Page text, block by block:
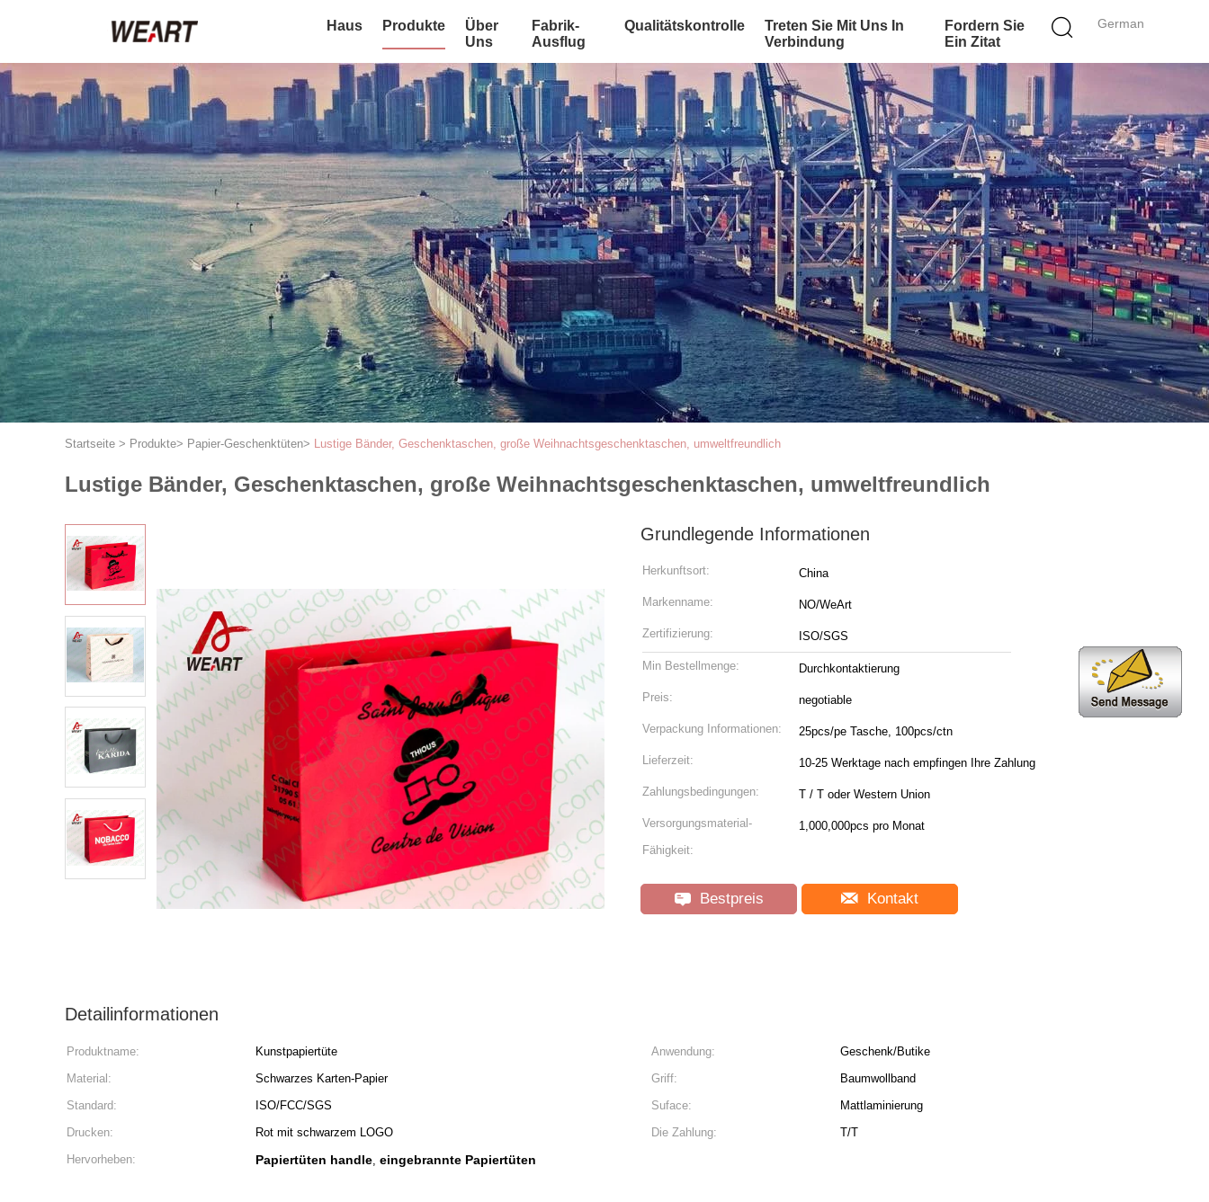
German
Haus Produkte
Über
Uns
Fabrik-
Ausflug
Qualitätskontrolle
Treten Sie Mit Uns In
Verbindung
Fordern Sie
Ein Zitat
Startseite > Produkte> Papier-Geschenktüten> Lustige Bänder, Geschenktaschen, große Weihnachtsgeschenktaschen, umweltfreundlich
Lustige Bänder, Geschenktaschen, große Weihnachtsgeschenktaschen, umweltfreundlich
Grundlegende Informationen
Herkunftsort: China
Markenname: NO/WeArt
Zertifizierung: ISO/SGS
Min Bestellmenge: Durchkontaktierung
Preis: negotiable
Verpackung Informationen: 25pcs/pe Tasche, 100pcs/ctn
Lieferzeit: 10-25 Werktage nach empfingen Ihre Zahlung
Zahlungsbedingungen: T / T oder Western Union
Versorgungsmaterial-
Fähigkeit:
1,000,000pcs pro Monat
Bestpreis Kontakt
Detailinformationen
Produktname: Kunstpapiertüte Anwendung:
Geschenk/Butike
Material:
Schwarzes Karten-Papier Griff:
Baumwollband
Standard:
ISO/FCC/SGS Suface:
Mattlaminierung
Drucken:
Rot mit schwarzem LOGO Die Zahlung:
T/T
Hervorheben:
Papiertüten handle, eingebrannte Papiertüten